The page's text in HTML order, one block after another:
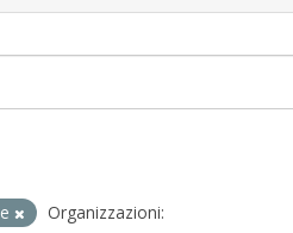
Organizzazioni: